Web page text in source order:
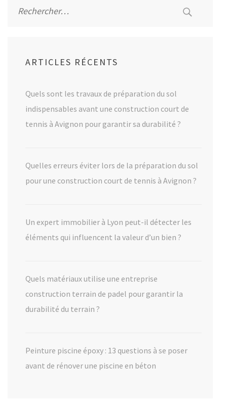
ARTICLES RÉCENTS
Quels sont les travaux de préparation du sol
indispensables avant une construction court de
tennis à Avignon pour garantir sa durabilité ?
Quelles erreurs éviter lors de la préparation du sol
pour une construction court de tennis à Avignon ?
Un expert immobilier à Lyon peut-il détecter les
éléments qui influencent la valeur d’un bien ?
Quels matériaux utilise une entreprise
construction terrain de padel pour garantir la
durabilité du terrain ?
Peinture piscine époxy : 13 questions à se poser
avant de rénover une piscine en béton